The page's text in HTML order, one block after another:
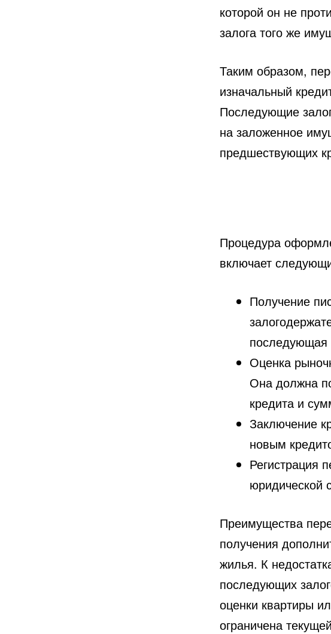
которой он не
залога того же
Таким образом,
изначальный
Последующие
на заложенное
предшествующих
Процедура
включает
Получение
последующая
Оценка
Она должна
кредита и
Заключение
новым
Регистрация
юридической
Преимущества
получения
жилья. К
последующих
оценки квартиры
ограничена